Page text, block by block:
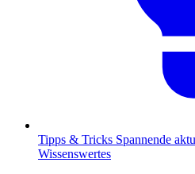
Tipps & Tricks Spannende
Wissenswertes